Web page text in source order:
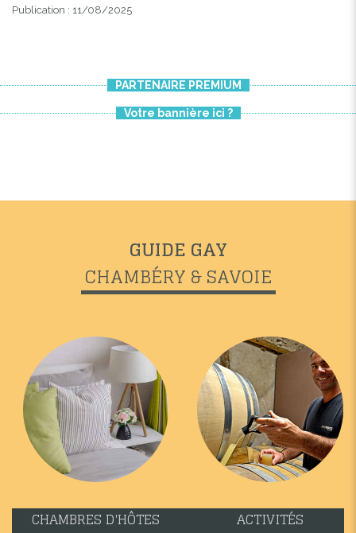
Publication : 11/08/2025
PARTENAIRE PREMIUM
Votre bannière ici ?
GUIDE GAY
CHAMBÉRY & SAVOIE
CHAMBRES D'HÔTES ACTIVITÉS